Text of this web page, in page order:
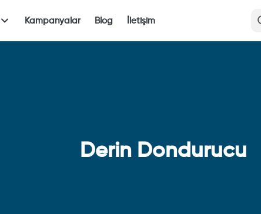
Kampanyalar Blog İletişim
Derin Dondurucu